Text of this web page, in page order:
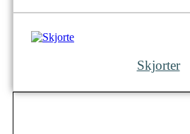
Skjorter